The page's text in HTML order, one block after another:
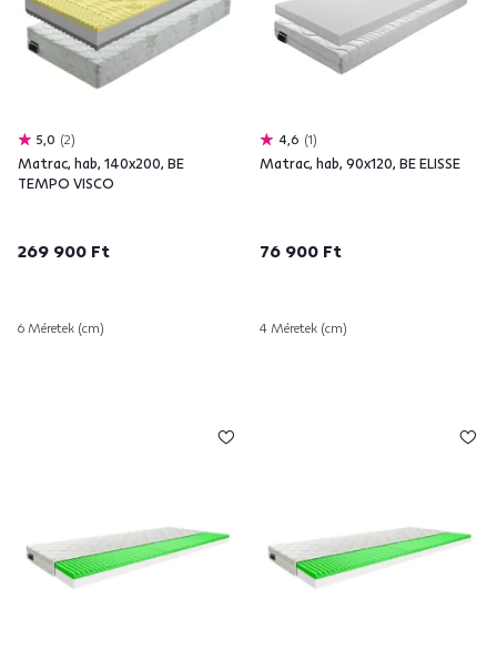
5,0 2
Matrac, hab, 140x200, BE
TEMPO VISCO
269 900 Ft
6 Méretek (cm)
4,6 1
Matrac, hab, 90x120, BE ELISSE
76 900 Ft
4 Méretek (cm)